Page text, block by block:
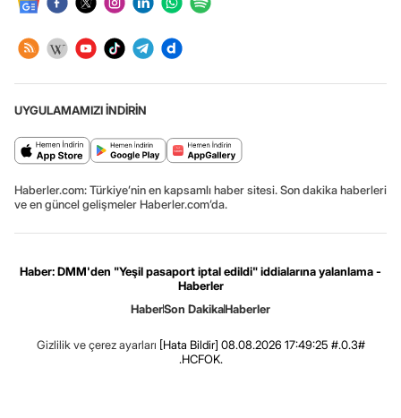
UYGULAMAMIZI İNDİRİN
Haberler.com: Türkiye’nin en kapsamlı haber sitesi. Son dakika haberleri
ve en güncel gelişmeler Haberler.com’da.
Haber: DMM'den "Yeşil pasaport iptal edildi" iddialarına yalanlama -
Haberler
HaberSon DakikaHaberler
Gizlilik ve çerez ayarları [Hata Bildir] 08.08.2026 17:49:25 #.0.3#
.HCFOK.